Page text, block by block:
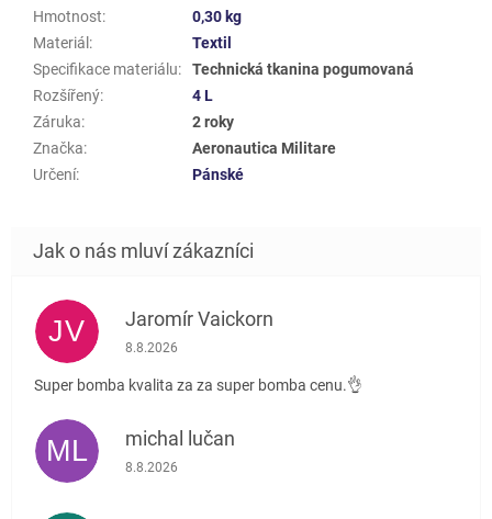
Hmotnost:
0,30 kg
Materiál :
Textil
Specifikace materiálu:
Technická tkanina pogumovaná
Rozšířený:
4 L
Záruka:
2 roky
Značka:
Aeronautica Militare
Určení: Pánské
JV Jaromír Vaickorn
Hodnocení obchodu je 5 z 5 hvězdiček.
8.8.2026
Super bomba kvalita za za super bomba cenu.👌
ML michal lučan
Hodnocení obchodu je 5 z 5 hvězdiček.
8.8.2026